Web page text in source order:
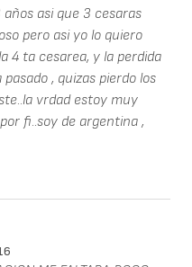
asi que 3 cesaras
pero asi yo lo quiero
4 ta cesarea, y la perdida
, quizas pierdo los
vrdad estoy muy
fi..soy de argentina ,